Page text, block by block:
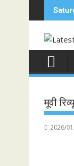
to
5 सितंबर से स्टार प्लस
Sun Neo
मूवी
2026/